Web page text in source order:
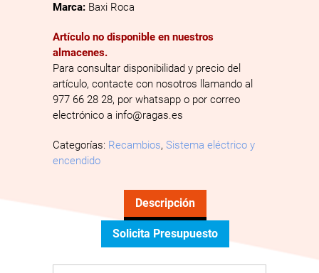
Marca: Baxi Roca
Artículo no disponible en nuestros
almacenes.
Para consultar disponibilidad y precio del
artículo, contacte con nosotros llamando al
977 66 28 28, por whatsapp o por correo
electrónico a info@ragas.es
Categorías: Recambios, Sistema eléctrico y
encendido
Descripción
Solicita Presupuesto